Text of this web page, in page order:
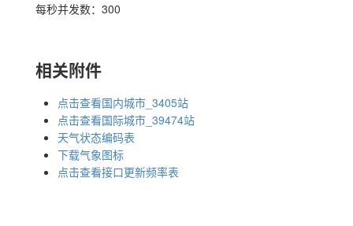
每秒并发数：300
相关附件
点击查看国内城市_3405站
点击查看国际城市_39474站
天气状态编码表
下载气象图标
点击查看接口更新频率表